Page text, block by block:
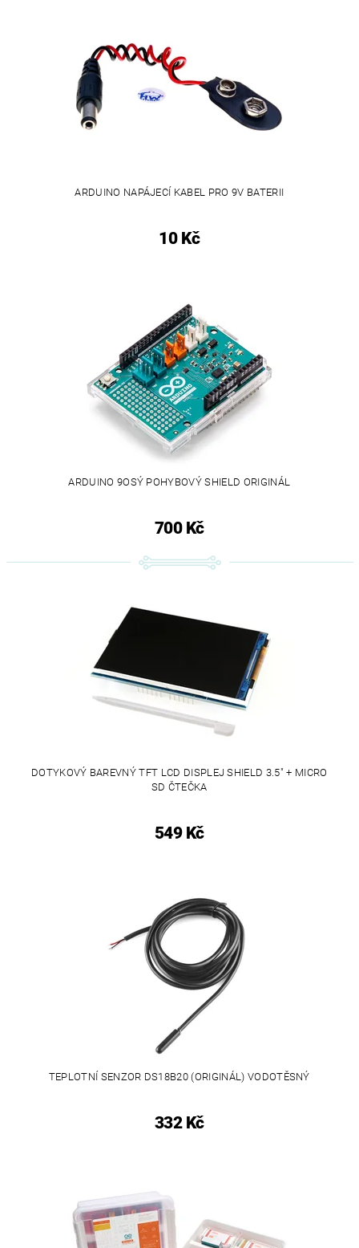
ARDUINO NAPÁJECÍ KABEL PRO 9V BATERII
10 Kč
ARDUINO 9OSÝ POHYBOVÝ SHIELD ORIGINÁL
700 Kč
DOTYKOVÝ BAREVNÝ TFT LCD DISPLEJ SHIELD 3.5" + MICRO
SD ČTEČKA
549 Kč
TEPLOTNÍ SENZOR DS18B20 (ORIGINÁL) VODOTĚSNÝ
332 Kč